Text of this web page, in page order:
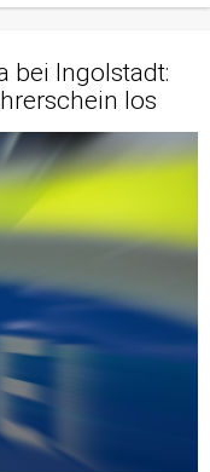
bei Ingolstadt:
los